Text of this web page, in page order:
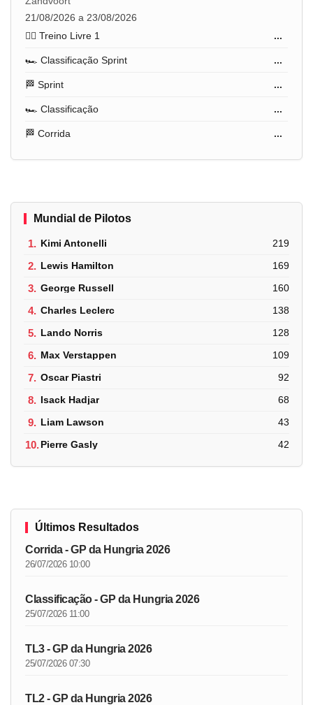
21/08/2026 a 23/08/2026
🏋️‍♂️ Treino Livre 1
...
🏎️ Classificação Sprint ...
🏁 Sprint ...
🏎️ Classificação ...
🏁 Corrida ...
Mundial de Pilotos
1. Kimi Antonelli 219
2. Lewis Hamilton 169
3. George Russell 160
4. Charles Leclerc 138
5. Lando Norris 128
6. Max Verstappen 109
7. Oscar Piastri 92
8. Isack Hadjar 68
9. Liam Lawson 43
10.Pierre Gasly 42
Últimos Resultados
Corrida - GP da Hungria 2026
26/07/2026 10:00
Classificação - GP da Hungria 2026
25/07/2026 11:00
TL3 - GP da Hungria 2026
25/07/2026 07:30
TL2 - GP da Hungria 2026